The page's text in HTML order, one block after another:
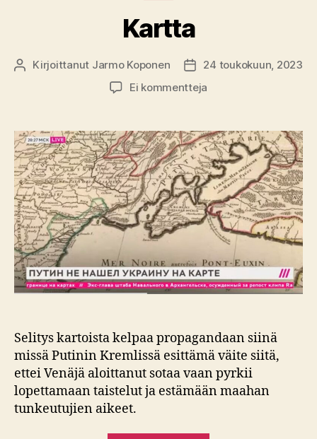
Kartta
Kirjoittaja
Kirjoittanut Jarmo Koponen Julkaisupäivämäärä
24 toukokuun, 2023
Ei kommentteja
Selitys kartoista kelpaa propagandaan siinä
missä Putinin Kremlissä esittämä väite siitä,
ettei Venäjä aloittanut sotaa vaan pyrkii
lopettamaan taistelut ja estämään maahan
tunkeutujien aikeet.